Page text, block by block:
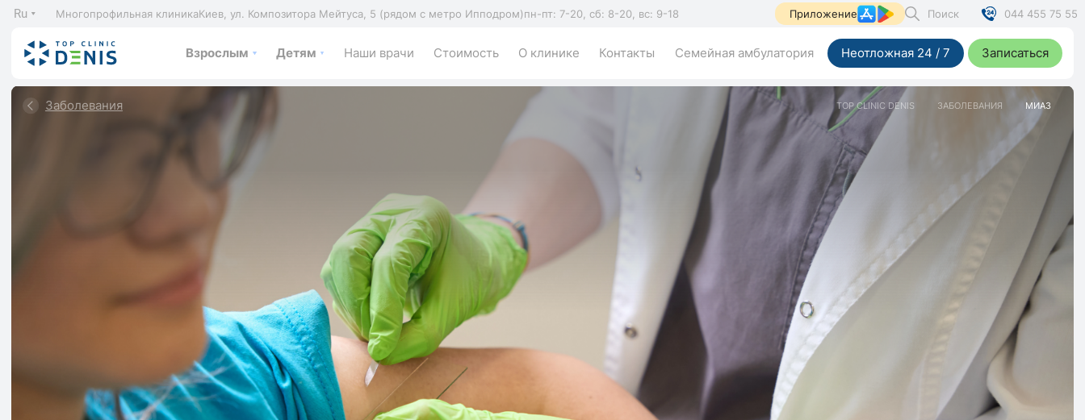
Ru Многопрофильная клиникаКиев, ул. Композитора Мейтуса, 5 (рядом с метро Ипподром)пн-пт: 7-20, сб: 8-20, вс: 9-18 Приложение Поиск 044 455 75 55
Взрослым Детям Наши врачи Стоимость О клинике Контакты Семейная амбулатория Неотложная 24 / 7 Записаться
Заболевания TOP CLINIC DENIS ЗАБОЛЕВАНИЯ МИАЗ